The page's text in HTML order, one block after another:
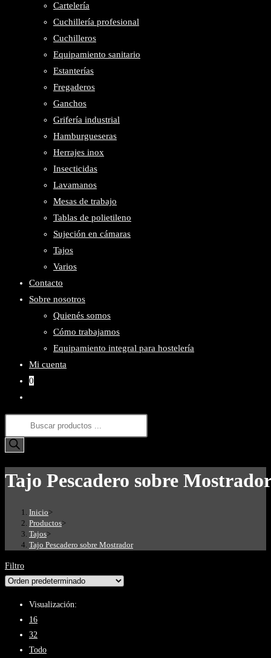
Cartelería
Cuchillería profesional
Cuchilleros
Equipamiento sanitario
Estanterías
Fregaderos
Ganchos
Grifería industrial
Hamburgueseras
Herrajes inox
Insecticidas
Lavamanos
Mesas de trabajo
Tablas de polietileno
Sujeción en cámaras
Tajos
Varios
Contacto
Sobre nosotros
Quienés somos
Cómo trabajamos
Equipamiento integral para hostelería
Mi cuenta
0
búsqueda
de
Búsqueda
de
productos
Tajo Pescadero sobre
Inicio>
Productos>
Tajos>
Tajo Pescadero sobre Mostrador
Filtro
Visualización:
16
32
Todo